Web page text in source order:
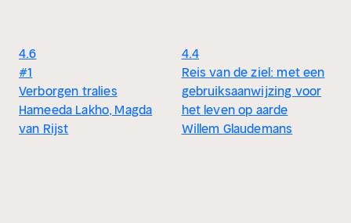
4.6
#1
Verborgen tralies
Hameeda Lakho, Magda
van Rijst
4.4
Reis van de ziel: met een
gebruiksaanwijzing voor
het leven op aarde
Willem Glaudemans